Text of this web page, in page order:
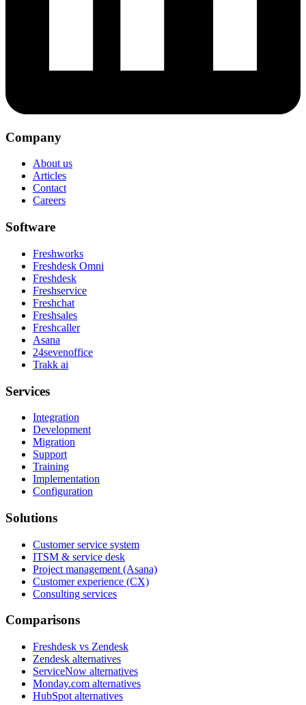
Company
About us
Articles
Contact
Careers
Software
Freshworks
Freshdesk Omni
Freshdesk
Freshservice
Freshchat
Freshsales
Freshcaller
Asana
24sevenoffice
Trakk ai
Services
Integration
Development
Migration
Support
Training
Implementation
Configuration
Solutions
Customer service system
ITSM & service desk
Project management (Asana)
Customer experience (CX)
Consulting services
Comparisons
Freshdesk vs Zendesk
Zendesk alternatives
ServiceNow alternatives
Monday.com alternatives
HubSpot alternatives